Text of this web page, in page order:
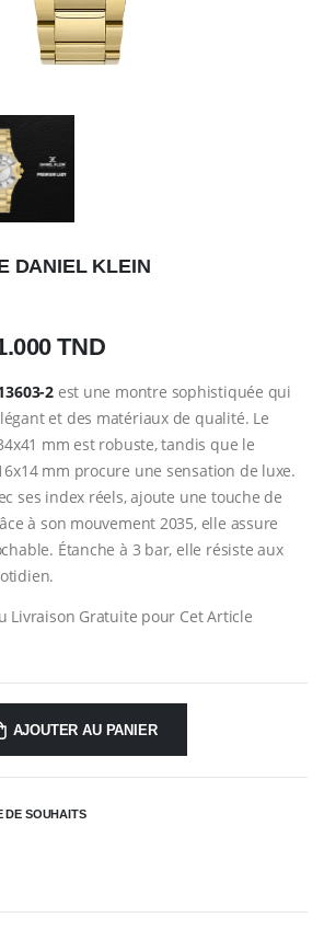
DANIEL KLEIN
TND
2est une montre sophistiquée qui
et des matériaux de qualité. Le
mm est robuste, tandis que le
mm procure une sensation de luxe.
ses index réels, ajoute une touche de
à son mouvement 2035, elle assure
Étanche à 3 bar, elle résiste aux
Livraison Gratuite pour Cet Article
AJOUTER AU PANIER
DE SOUHAITS